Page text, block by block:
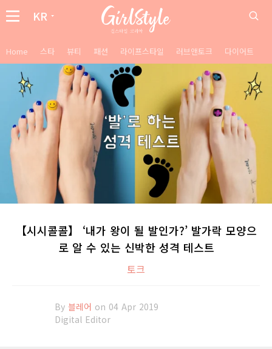
KR
Home 스타 뷰티 패션 라이프스타일 러브앤토크 다이어트
【시시콜콜】 ‘내가 왕이 될 발인가?’ 발가락 모양으
로 알 수 있는 신박한 성격 테스트
토크
By 블레어 on 04 Apr 2019
Digital Editor